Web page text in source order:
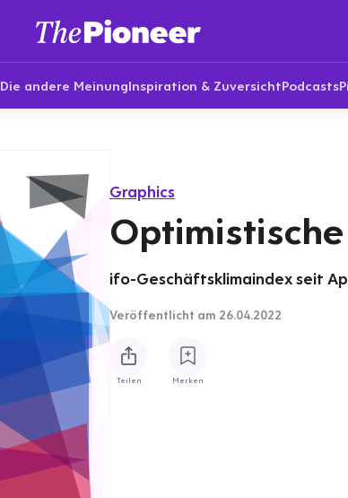
Die andere MeinungInspiration & ZuversichtPodcasts
Graphics
ifo-Geschäftsklimaindex seit
Veröffentlicht am 26.04.2022
Teilen Merken